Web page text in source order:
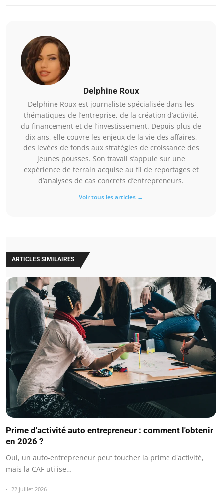
Delphine Roux
Delphine Roux est journaliste spécialisée dans les
thématiques de l’entreprise, de la création d’activité,
du financement et de l’investissement. Depuis plus de
dix ans, elle couvre les enjeux de la vie des affaires,
des levées de fonds aux stratégies de croissance des
jeunes pousses. Son travail s’appuie sur une
expérience de terrain acquise au fil de reportages et
d’analyses de cas concrets d’entrepreneurs.
Voir tous les articles →
ARTICLES SIMILAIRES
Prime d'activité auto entrepreneur : comment l'obtenir
en 2026 ?
Oui, un auto-entrepreneur peut toucher la prime d'activité,
mais la CAF utilise…
22 juillet 2026